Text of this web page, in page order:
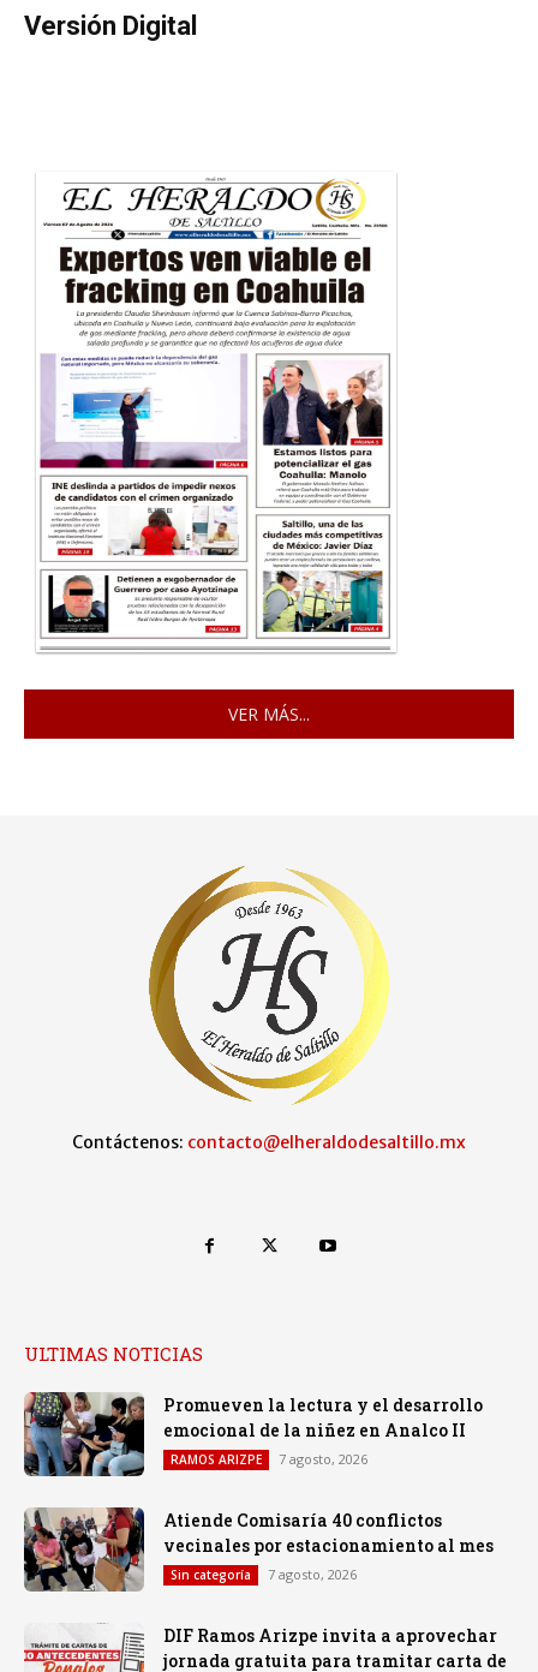
Versión Digital
VER MÁS...
Contáctenos: contacto@elheraldodesaltillo.mx
ULTIMAS NOTICIAS
Promueven la lectura y el desarrollo
emocional de la niñez en Analco II
RAMOS ARIZPE 7 agosto, 2026
Atiende Comisaría 40 conflictos
vecinales por estacionamiento al mes
Sin categoría 7 agosto, 2026
DIF Ramos Arizpe invita a aprovechar
jornada gratuita para tramitar carta de